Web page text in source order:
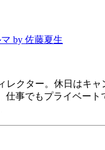
by 佐藤夏生
レクター。休日はキ
事でもプライベー